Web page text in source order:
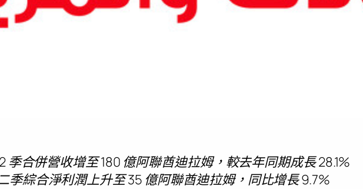
季合併營收增至 180 億阿聯酋迪拉姆，較去年同期成長 28.1%
季綜合淨利潤上升至 35 億阿聯酋迪拉姆，同比增長 9.7%